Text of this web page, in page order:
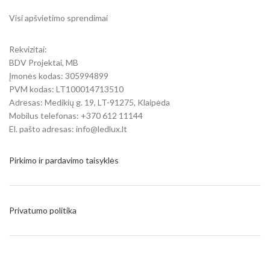
Visi apšvietimo sprendimai
Rekvizitai:
BDV Projektai, MB
Įmonės kodas: 305994899
PVM kodas: LT100014713510
Adresas: Medikių g. 19, LT-91275, Klaipėda
Mobilus telefonas: +370 612 11144
El. pašto adresas: info@ledlux.lt
Pirkimo ir pardavimo taisyklės
Privatumo politika